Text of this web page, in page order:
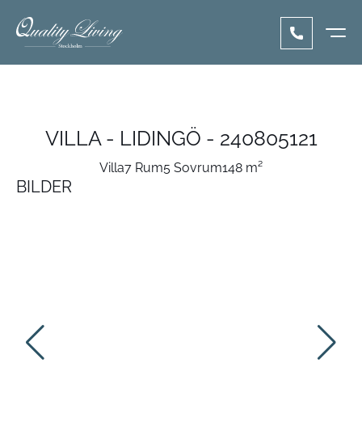
VILLA - LIDINGÖ - 240805121
Villa7 Rum5 Sovrum148 m²
BILDER